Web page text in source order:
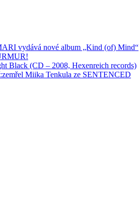
vydává nové album „Kind (of) Mind“
(CD – 2008, Hexenreich records)
Miika Tenkula ze SENTENCED